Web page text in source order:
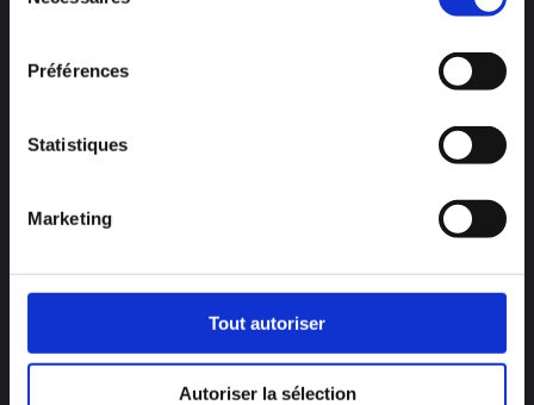
Préférences
Statistiques
Marketing
Tout autoriser
Autoriser la sélection
S'abonner
Contact
Inde 91 (
Contactez nous
Carrière